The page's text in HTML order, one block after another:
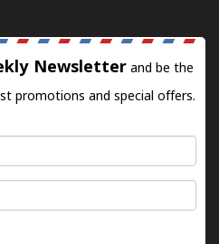
Newsletter and be the
promotions and special offers.